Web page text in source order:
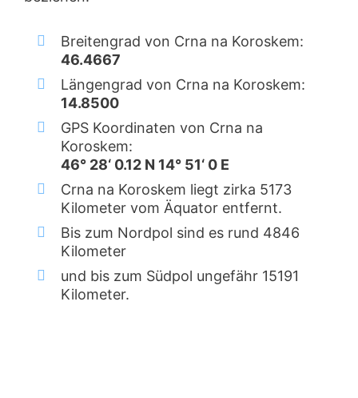
Breitengrad von Crna na Koroskem:
46.4667
Längengrad von Crna na Koroskem:
14.8500
GPS Koordinaten von Crna na
Koroskem:
46° 28‘ 0.12 N 14° 51‘ 0 E
Crna na Koroskem liegt zirka 5173
Kilometer vom Äquator entfernt.
Bis zum Nordpol sind es rund 4846
Kilometer
und bis zum Südpol ungefähr 15191
Kilometer.